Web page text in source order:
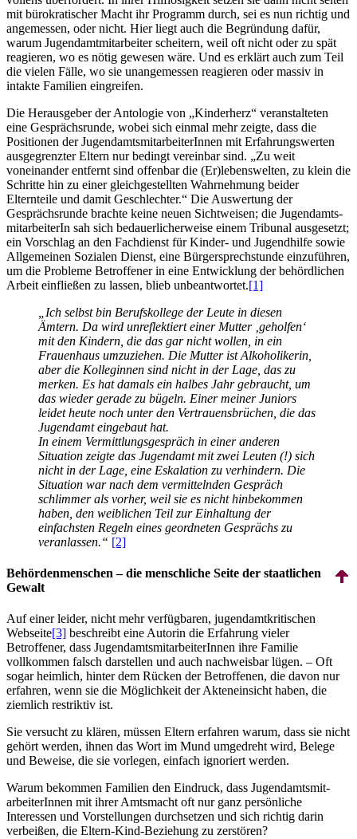
mit bürokratischer Macht ihr Programm durch, sei es nun richtig und
angemessen, oder nicht. Hier liegt auch die Begründung dafür,
warum Jugend­amt­mit­arbeiter scheitern, weil oft nicht oder zu spät
reagieren, wo es nötig gewesen wäre. Und es erklärt auch zum Teil
die vielen Fälle, wo sie unangemessen reagieren oder massiv in
intakte Familien eingreifen.
Die Herausgeber der Antologie von „Kinderherz“ veranstalteten
eine Gesprächsrunde, wobei sich einmal mehr zeigte, dass die
Positionen der Jugend­amts­mit­arbeiterInnen mit Erfahrungs­werten
ausgegrenzter Eltern nur bedingt vereinbar sind. „Zu weit
voneinander entfernt sind offenbar die (Er)lebenswelten, zu klein die
Schritte hin zu einer gleich­gestellten Wahrnehmung beider
Elternteile und damit Geschlechter.“ Die Auswertung der
Gesprächsrunde brachte keine neuen Sichtweisen; die Jugend­amts­
mit­arbeiterIn sah sich bedauer­licher­weise einem Tribunal ausgesetzt;
ein Vorschlag an den Fachdienst für Kinder- und Jugendhilfe sowie
Allgemeinen Sozialen Dienst, eine Bürger­sprech­stunde einzuführen,
um die Probleme Betroffener in eine Entwicklung der behördlichen
Arbeit einfließen zu lassen, blieb unbeantwortet.[1]
„Ich selbst bin Berufskollege der Leute in diesen
Ämtern. Da wird unreflektiert einer Mutter ‚geholfen‘
mit den Kindern, die das gar nicht wollen, in ein
Frauenhaus umzuziehen. Die Mutter ist Alkoholikerin,
aber die Kolleginnen sind nicht in der Lage, das zu
merken. Es hat damals ein halbes Jahr gebraucht, um
das wieder gerade zu bügeln. Einer meiner Juniors
leidet heute noch unter den Vertrauens­brüchen, die das
Jugendamt eingebaut hat.
In einem Vermittlungs­gespräch in einer anderen
Situation zeigte das Jugendamt mit zwei Leuten (!) sich
nicht in der Lage, eine Eskalation zu verhindern. Die
Situation war nach dem vermittelnden Gespräch
schlimmer als vorher, weil sie es nicht hinbekommen
haben, den weiblichen Teil zur Einhaltung der
einfachsten Regeln eines geordneten Gesprächs zu
veranlassen.“ [2]
Behördenmenschen – die menschliche Seite der staatlichen
Gewalt
Auf einer leider, nicht mehr verfügbaren, jugendamt­kritischen
Webseite[3] beschreibt eine Autorin die Erfahrung vieler
Betroffener, dass Jugend­amts­mit­arbeiterInnen ihre Familie
vollkommen falsch darstellen und auch nachweisbar lügen. – Oft
sogar heimlich, hinter dem Rücken der Betroffenen, die davon nur
erfahren, wenn sie die Möglichkeit der Akteneinsicht haben, die
ziemlich restriktiv ist.
Sie versucht zu klären, müssen Eltern erfahren warum, dass sie nicht
gehört werden, ihnen das Wort im Mund umgedreht wird, Belege
und Beweise, die sie vorlegen, einfach ignoriert werden.
Warum bekommen Familien den Eindruck, dass Jugend­amts­mit­
arbeiterInnen mit ihrer Amtsmacht oft nur ganz persönliche
Interessen und Vorstellungen durchsetzen und sich richtig darin
verbeißen, die Eltern-Kind-Beziehung zu zerstören?